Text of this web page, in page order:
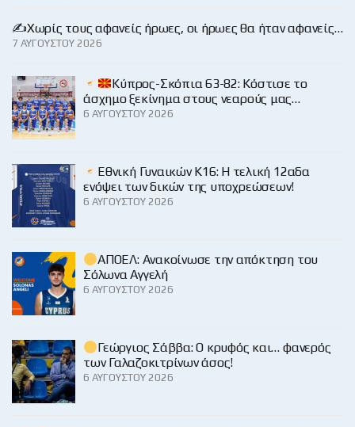
✍️Χωρίς τους αφανείς ήρωες, οι ήρωες θα ήταν αφανείς…
7 ΑΥΓΟΎΣΤΟΥ 2026
Κύπρος-Σκόπια 63-82: Κόστισε το
άσχημο ξεκίνημα στους νεαρούς μας…
6 ΑΥΓΟΎΣΤΟΥ 2026
Εθνική Γυναικών Κ16: Η τελική 12αδα
ενόψει των δικών της υποχρεώσεων!
6 ΑΥΓΟΎΣΤΟΥ 2026
ΑΠΟΕΛ: Ανακοίνωσε την απόκτηση του
Σόλωνα Αγγελή
6 ΑΥΓΟΎΣΤΟΥ 2026
Γεώργιος Σάββα: Ο κρυφός και… φανερός
των Γαλαζοκιτρίνων άσος!
6 ΑΥΓΟΎΣΤΟΥ 2026